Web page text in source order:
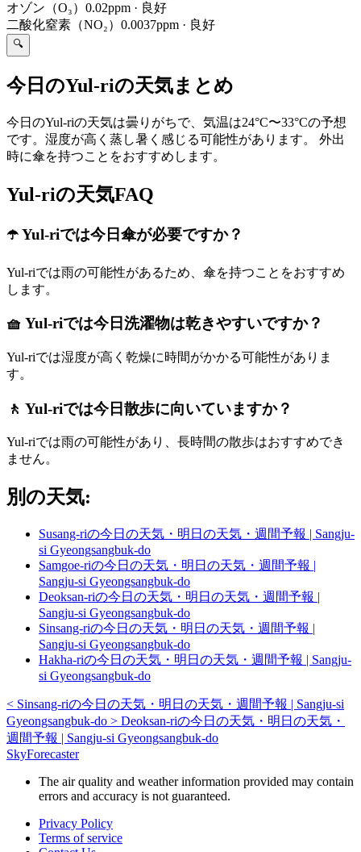
オゾン（O₃） 0.02ppm · 良好
二酸化窒素（NO₂） 0.0037ppm · 良好
🔍
今日のYul-riの天気まとめ
今日のYul-riの天気は曇りがちで、気温は24°C〜33°Cの予想
です。湿度が高く蒸し暑く感じる可能性があります。 外出
時に傘を持つことをおすすめします。
Yul-riの天気FAQ
☂️ Yul-riでは今日傘が必要ですか？
Yul-riでは雨の可能性があるため、傘を持つことをおすすめ
します。
🧺 Yul-riでは今日洗濯物は乾きやすいですか？
Yul-riでは湿度が高く乾燥に時間がかかる可能性がありま
す。
🚶 Yul-riでは今日散歩に向いていますか？
Yul-riでは雨の可能性があり、長時間の散歩はおすすめでき
ません。
別の天気:
Susang-riの今日の天気・明日の天気・週間予報 | Sangju-
si Gyeongsangbuk-do
Samgoe-riの今日の天気・明日の天気・週間予報 |
Sangju-si Gyeongsangbuk-do
Deoksan-riの今日の天気・明日の天気・週間予報 |
Sangju-si Gyeongsangbuk-do
Sinsang-riの今日の天気・明日の天気・週間予報 |
Sangju-si Gyeongsangbuk-do
Hakha-riの今日の天気・明日の天気・週間予報 | Sangju-
si Gyeongsangbuk-do
< Sinsang-riの今日の天気・明日の天気・週間予報 | Sangju-si
Gyeongsangbuk-do > Deoksan-riの今日の天気・明日の天気・
週間予報 | Sangju-si Gyeongsangbuk-do
SkyForecaster
The air quality and weather information provided may contain
errors and accuracy is not guaranteed.
Privacy Policy
Terms of service